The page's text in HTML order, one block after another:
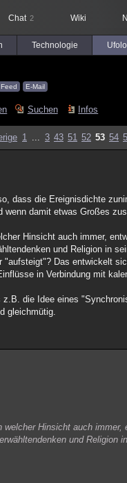
Chat 2 Wiki
Technologie
Feed E-Mail
Suchen Infos
1 ... 3 43 51 52 53 54
dass die Ereignisdichte
damit etwas Großes
Hinsicht auch immer,
und Religion in
Das entwickelt
in Verbindung mit
die Idee eines
gleichmütig.
Hinsicht auch immer,
und Religion